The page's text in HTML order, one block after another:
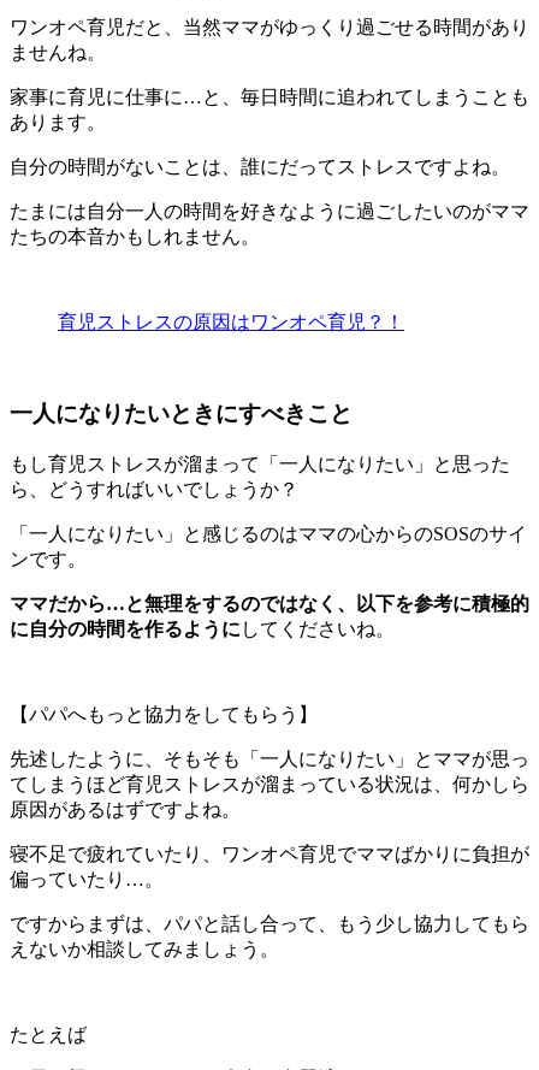
ワンオペ育児だと、当然ママがゆっくり過ごせる時間があり
ませんね。
家事に育児に仕事に…と、毎日時間に追われてしまうことも
あります。
自分の時間がないことは、誰にだってストレスですよね。
たまには自分一人の時間を好きなように過ごしたいのがママ
たちの本音かもしれません。
育児ストレスの原因はワンオペ育児？！
一人になりたいときにすべきこと
もし育児ストレスが溜まって「一人になりたい」と思った
ら、どうすればいいでしょうか？
「一人になりたい」と感じるのはママの心からのSOSのサイ
ンです。
ママだから…と無理をするのではなく、以下を参考に積極的
に自分の時間を作るように してくださいね。
【パパへもっと協力をしてもらう】
先述したように、そもそも「一人になりたい」とママが思っ
てしまうほど育児ストレスが溜まっている状況は、何かしら
原因があるはずですよね。
寝不足で疲れていたり、ワンオペ育児でママばかりに負担が
偏っていたり…。
ですからまずは、パパと話し合って、もう少し協力してもら
えないか相談してみましょう。
たとえば